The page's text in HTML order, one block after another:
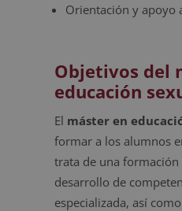
Orientación y apoyo
Objetivos del
educación
El máster en
formar a los alumnos
trata de una formación
desarrollo de
especializada, así